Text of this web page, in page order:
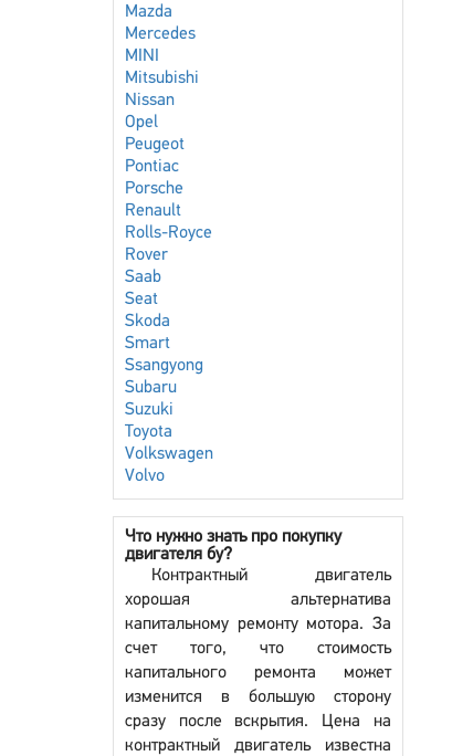
Mazda
Mercedes
MINI
Mitsubishi
Nissan
Opel
Peugeot
Pontiac
Porsche
Renault
Rolls-Royce
Rover
Saab
Seat
Skoda
Smart
Ssangyong
Subaru
Suzuki
Toyota
Volkswagen
Volvo
Что нужно знать про покупку
двигателя бу?
Контрактный двигатель
хорошая альтернатива
капитальному ремонту мотора. За
счет того, что стоимость
капитального ремонта может
изменится в большую сторону
сразу после вскрытия. Цена на
контрактный двигатель известна